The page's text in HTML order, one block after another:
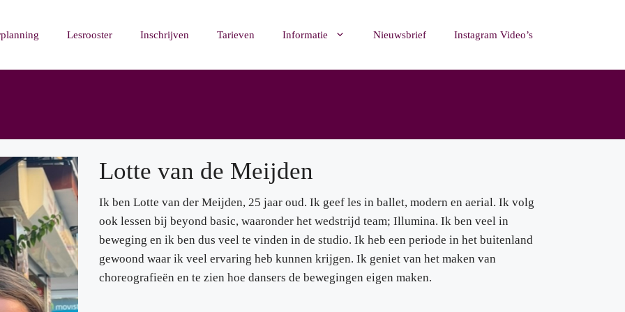
Lesrooster Inschrijven Tarieven Informatie Nieuwsbrief Instagram Video’s
Lotte van de Meijden
Ik ben Lotte van der Meijden, 25 jaar oud. Ik geef les in ballet, modern en aerial. Ik volg
ook lessen bij beyond basic, waaronder het wedstrijd team; Illumina. Ik ben veel in
beweging en ik ben dus veel te vinden in de studio. Ik heb een periode in het buitenland
gewoond waar ik veel ervaring heb kunnen krijgen. Ik geniet van het maken van
choreografieën en te zien hoe dansers de bewegingen eigen maken.